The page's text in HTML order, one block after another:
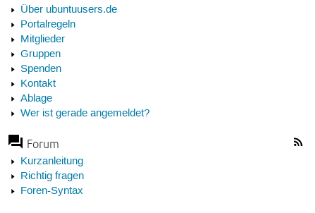
Über ubuntuusers.de
Portalregeln
Mitglieder
Gruppen
Spenden
Kontakt
Ablage
Wer ist gerade angemeldet?
Forum
Kurzanleitung
Richtig fragen
Foren-Syntax